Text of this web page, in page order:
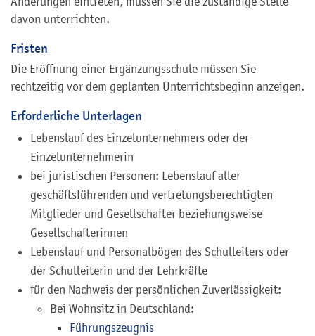
davon unterrichten.
Fristen
Die Eröffnung einer Ergänzungsschule müssen Sie
rechtzeitig vor dem geplanten Unterrichtsbeginn anzeigen.
Erforderliche Unterlagen
Lebenslauf des Einzelunternehmers oder der
Einzelunternehmerin
bei juristischen Personen: Lebenslauf aller
geschäftsführenden und vertretungsberechtigten
Mitglieder und Gesellschafter beziehungsweise
Gesellschafterinnen
Lebenslauf und Personalbögen des Schulleiters oder
der Schulleiterin und der Lehrkräfte
für den Nachweis der persönlichen Zuverlässigkeit:
Bei Wohnsitz in Deutschland:
Führungszeugnis